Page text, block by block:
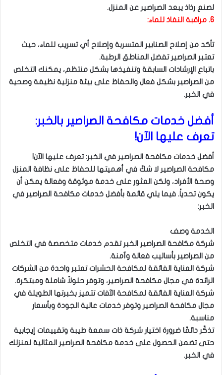
لصنع رذاذ يبعد الصراصير عن المنزل.
6. مراقبة النفاذ للماء:
تأكد من إصلاح الصنابير المتسربة وإصلاح أي تسريب للماء، حيث
تعتبر الصراصير تفضل المناطق الرطبة.
باتباع الإرشادات السابقة وتنفيذها بشكل منتظم، يمكنك التخلص
من الصراصير بشكل فعال والحفاظ على بيئة منزلية نظيفة وصحية
في الخبر.
أفضل خدمات مكافحة الصراصير بالخبر:
تعرف عليها الآن!
أفضل خدمات مكافحة الصراصير في الخبر: تعرف عليها الآن!
مكافحة الصراصير لا شكّ في أهميتها للحفاظ على نظافة المنزل
وصحة الأفراد، ولكن العثور على خدمة موثوقة وفعالة يمكن أن
يكون تحدياً. فيما يلي قائمة بأفضل خدمات مكافحة الصراصير في
الخبر:
الخدمة وصف
شركة مكافحة الصراصير الخبر تقدم خدمات متخصصة في التخلص
من الصراصير بأساليب فعالة وآمنة.
شركة العناية الفائقة لمكافحة الحشرات تعتبر واحدة من الشركات
الرائدة في مجال مكافحة الصراصير، وتوفر حلولاً شاملة ومبتكرة.
شركة العناية الفائقة لمكافحة الآفات تتميز بخبرتها الطويلة في
مجال مكافحة الصراصير وتوفر خدمات عالية الجودة وبأسعار
مناسبة.
تذكّر دائمًا ضرورة اختيار شركة ذات سمعة طيبة وتقييمات إيجابية
حتى تضمن الحصول على خدمة مكافحة الصراصير المثالية لمنزلك
في الخبر.